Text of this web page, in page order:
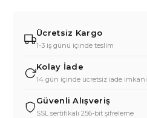
Ücretsiz Kargo
1-3 iş günü içinde teslim
Kolay İade
14 gün içinde ücretsiz iade imkanı
Güvenli Alışveriş
SSL sertifikalı 256-bit şifreleme